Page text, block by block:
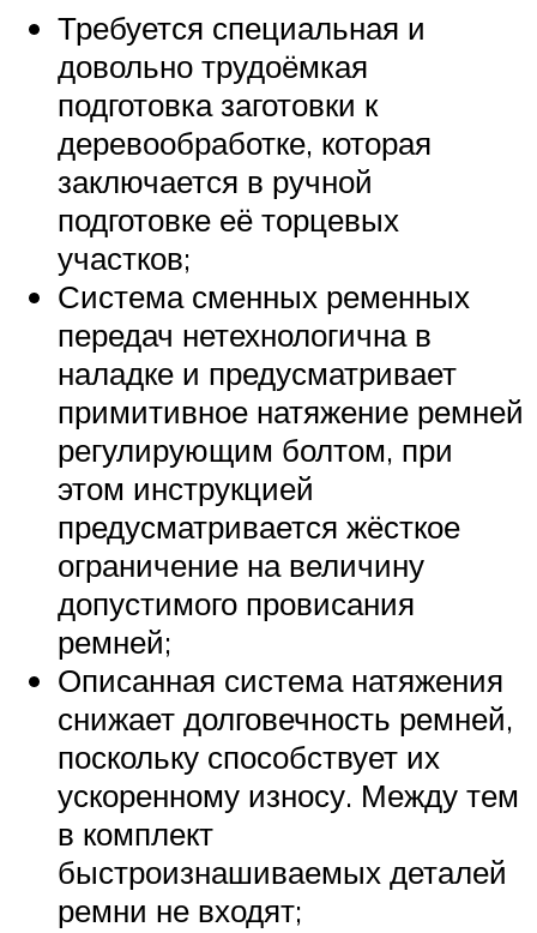
Требуется специальная и
довольно трудоёмкая
подготовка заготовки к
деревообработке, которая
заключается в ручной
подготовке её торцевых
участков;
Система сменных ременных
передач нетехнологична в
наладке и предусматривает
примитивное натяжение ремней
регулирующим болтом, при
этом инструкцией
предусматривается жёсткое
ограничение на величину
допустимого провисания
ремней;
Описанная система натяжения
снижает долговечность ремней,
поскольку способствует их
ускоренному износу. Между тем
в комплект
быстроизнашиваемых деталей
ремни не входят;